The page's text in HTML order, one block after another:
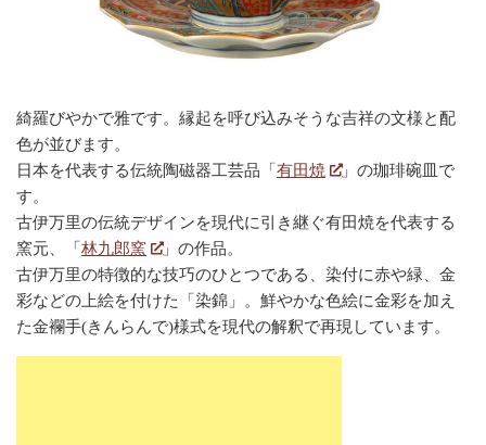
綺羅びやかで雅です。縁起を呼び込みそうな吉祥の文様と配
色が並びます。
日本を代表する伝統陶磁器工芸品「 有田焼
」の珈琲碗皿で
す。
古伊万里の伝統デザインを現代に引き継ぐ有田焼を代表する
窯元、「 林九郎窯
」の作品。
古伊万里の特徴的な技巧のひとつである、染付に赤や緑、金
彩などの上絵を付けた「染錦」。鮮やかな色絵に金彩を加え
た金襴手(きんらんで)様式を現代の解釈で再現しています。